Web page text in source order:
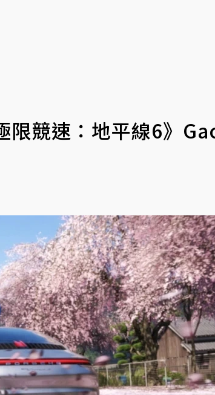
限競速：地平線6》